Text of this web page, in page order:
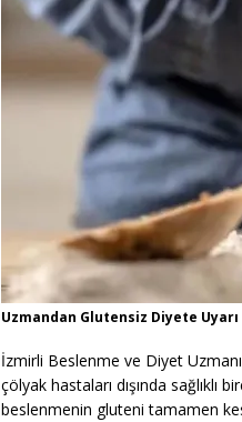
Uzmandan Glutensiz Diyete
İzmirli Beslenme ve Diyet
çölyak hastaları dışında
beslenmenin gluteni tamamen